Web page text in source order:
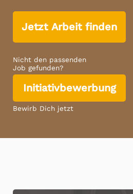
Jetzt Arbeit finden
Nicht den passenden
Job gefunden?
Initiativbewerbung
Bewirb Dich jetzt